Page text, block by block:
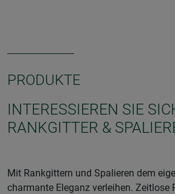
PRODUKTE
INTERESSIEREN SIE
RANKGITTER &
Mit Rankgittern und Spalieren dem
charmante Eleganz verleihen. Zeitlose